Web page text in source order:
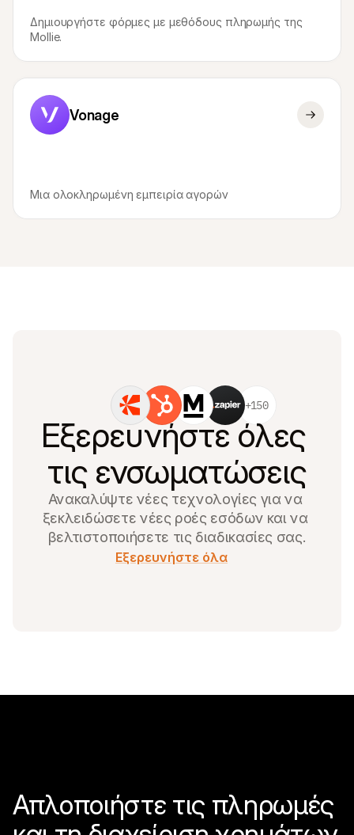
Δημιουργήστε φόρμες με μεθόδους πληρωμής της
Mollie.
Vonage
Μια ολοκληρωμένη εμπειρία αγορών
+150
Εξερευνήστε όλες
τις ενσωματώσεις
Ανακαλύψτε νέες τεχνολογίες για να
ξεκλειδώσετε νέες ροές εσόδων και να
βελτιστοποιήσετε τις διαδικασίες σας.
Εξερευνήστε όλα
Απλοποιήστε τις πληρωμές